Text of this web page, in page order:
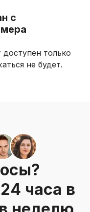
с
только
не будет.
часа в